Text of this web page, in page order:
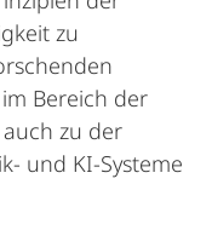
zu
Bereich der
zu der
und KI-Systeme